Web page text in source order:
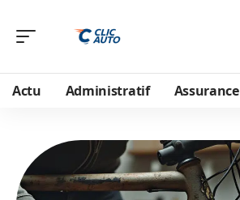
Actu Administratif Assurance